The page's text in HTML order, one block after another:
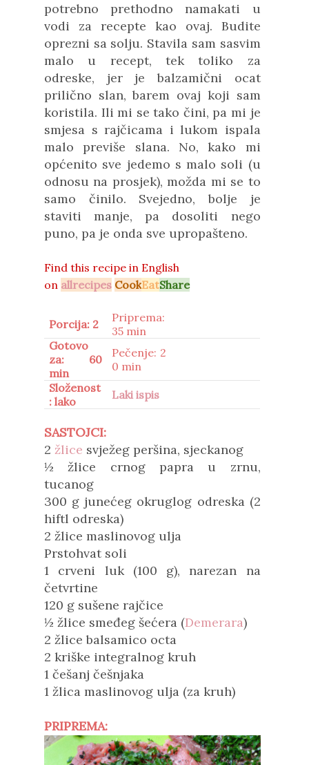
potrebno prethodno namakati u
vodi za recepte kao ovaj. Budite
oprezni sa solju. Stavila sam sasvim
malo u recept, tek toliko za
odreske, jer je balzamični ocat
prilično slan, barem ovaj koji sam
koristila. Ili mi se tako čini, pa mi je
smjesa s rajčicama i lukom ispala
malo previše slana. No, kako mi
općenito sve jedemo s malo soli (u
odnosu na prosjek), možda mi se to
samo činilo. Svejedno, bolje je
staviti manje, pa dosoliti nego
puno, pa je onda sve upropašteno.
Find this recipe in English
on allrecipes CookEatShare
Porcija: 2
Priprema:
35 min
Gotovo
za: 60
min
Pečenje: 2
0 min
Složenost
: lako
Laki ispis
SASTOJCI:
2 žlice svježeg peršina, sjeckanog
½ žlice crnog papra u zrnu,
tucanog
300 g junećeg okruglog odreska (2
hiftl odreska)
2 žlice maslinovog ulja
Prstohvat soli
1 crveni luk (100 g), narezan na
četvrtine
120 g sušene rajčice
½ žlice smeđeg šećera (Demerara)
2 žlice balsamico octa
2 kriške integralnog kruh
1 češanj češnjaka
1 žlica maslinovog ulja (za kruh)
PRIPREMA: